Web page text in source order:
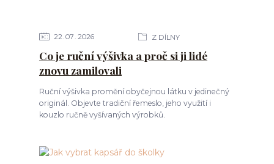
22 07 2026 Z DÍLNY
Co je ruční výšivka a proč si ji lidé
znovu zamilovali
Ruční výšivka promění obyčejnou látku v jedinečný
originál. Objevte tradiční řemeslo, jeho využití i
kouzlo ručně vyšívaných výrobků.